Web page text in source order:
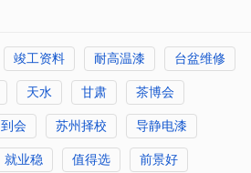
竣工资料 耐高温漆 台盆维修
天水 甘肃 茶博会
到会 苏州择校 导静电漆
就业稳 值得选 前景好